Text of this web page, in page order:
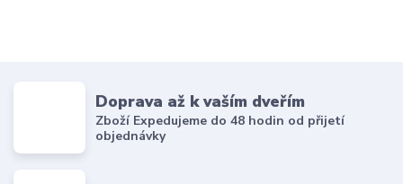
Doprava až k vaším dveřím
Zboží Expedujeme do 48 hodin od přijetí
objednávky